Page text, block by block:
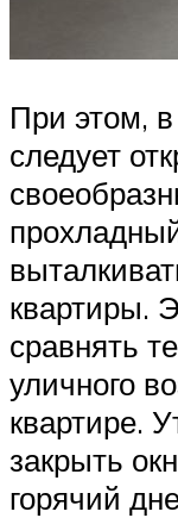
При этом,
следует
квартиры.
сравнять
уличного
квартире.
закрыть
горячий